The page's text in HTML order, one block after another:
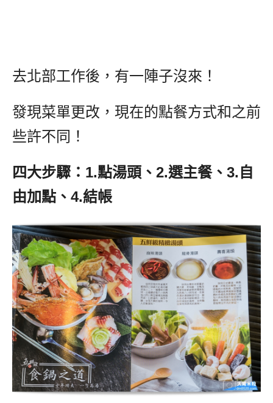
去北部工作後，有一陣子沒來！
發現菜單更改，現在的點餐方式和之前
些許不同！
四大步驟：1.點湯頭、2.選主餐、3.自
由加點、4.結帳